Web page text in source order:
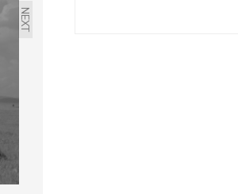
NEXT